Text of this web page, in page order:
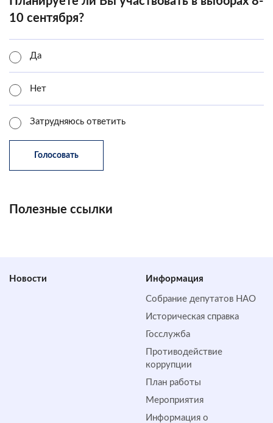
10 сентября?
Да
Нет
Затрудняюсь ответить
Полезные ссылки
Новости Информация
Собрание депутатов НАО
Историческая справка
Госслужба
Противодействие
коррупции
План работы
Мероприятия
Информация о